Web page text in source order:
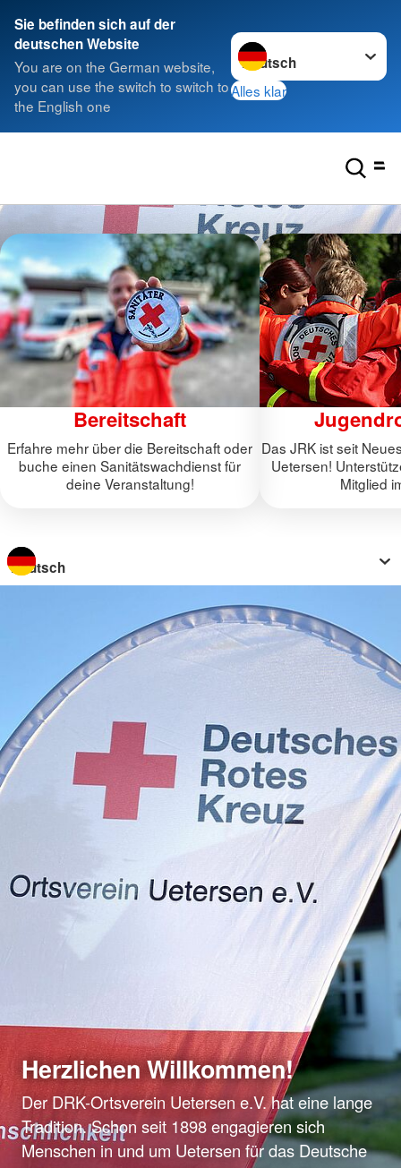
Sie befinden sich auf der
deutschen Website
You are on the German website,
you can use the switch to switch to
the English one
Sprache wechseln zu
Alles klar
Bereitschaft
Erfahre mehr über die Bereitschaft oder
buche einen Sanitätswachdienst für
deine Veranstaltung!
Das JRK ist seit
Uetersen!
Mitglied
Sprache wechseln zu
Herzlichen Willkommen!
Der DRK-Ortsverein Uetersen e.V. hat eine lange
Tradition. Schon seit 1898 engagieren sich
Menschen in und um Uetersen für das Deutsche